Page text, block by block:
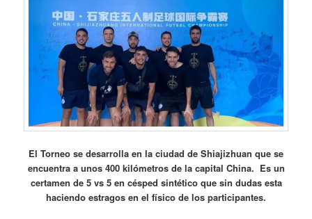
El Torneo se desarrolla en la ciudad de Shiajizhuan que se
encuentra a unos 400 kilómetros de la capital China. Es un
certamen de 5 vs 5 en césped sintético que sin dudas esta
haciendo estragos en el físico de los participantes.